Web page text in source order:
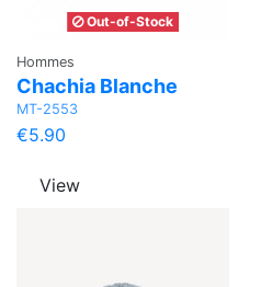
Out-of-Stock
Hommes
Chachia Blanche
MT-2553
€5.90
View